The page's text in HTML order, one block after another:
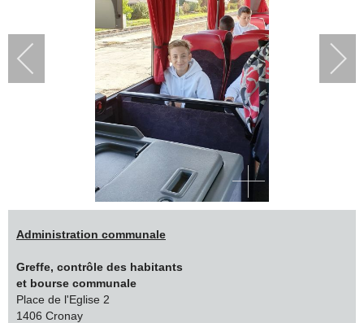
Administration communale
Greffe, contrôle des habitants
et bourse communale
Place de l'Eglise 2
1406 Cronay